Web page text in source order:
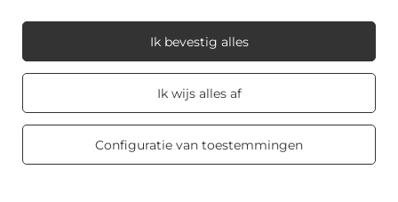
Mijn Candle World
Ik wijs alles af
Configuratie van toestemmingen
Ik bevestig alles